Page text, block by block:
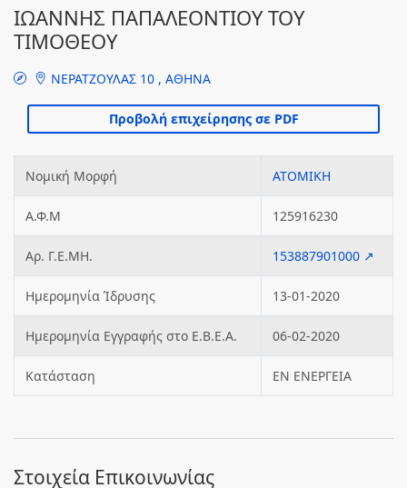
ΙΩΑΝΝΗΣ ΠΑΠΑΛΕΟΝΤΙΟΥ ΤΟΥ
ΤΙΜΟΘΕΟΥ
ΝΕΡΑΤΖΟΥΛΑΣ 10 , ΑΘΗΝΑ
Νομική Μορφή ΑΤΟΜΙΚΗ
Α.Φ.Μ 125916230
Αρ. Γ.Ε.ΜΗ. 153887901000 ↗
Ημερομηνία Ίδρυσης 13-01-2020
Ημερομηνία Εγγραφής στο Ε.Β.Ε.Α. 06-02-2020
Κατάσταση ΕΝ ΕΝΕΡΓΕΙΑ
Στοιχεία Επικοινωνίας